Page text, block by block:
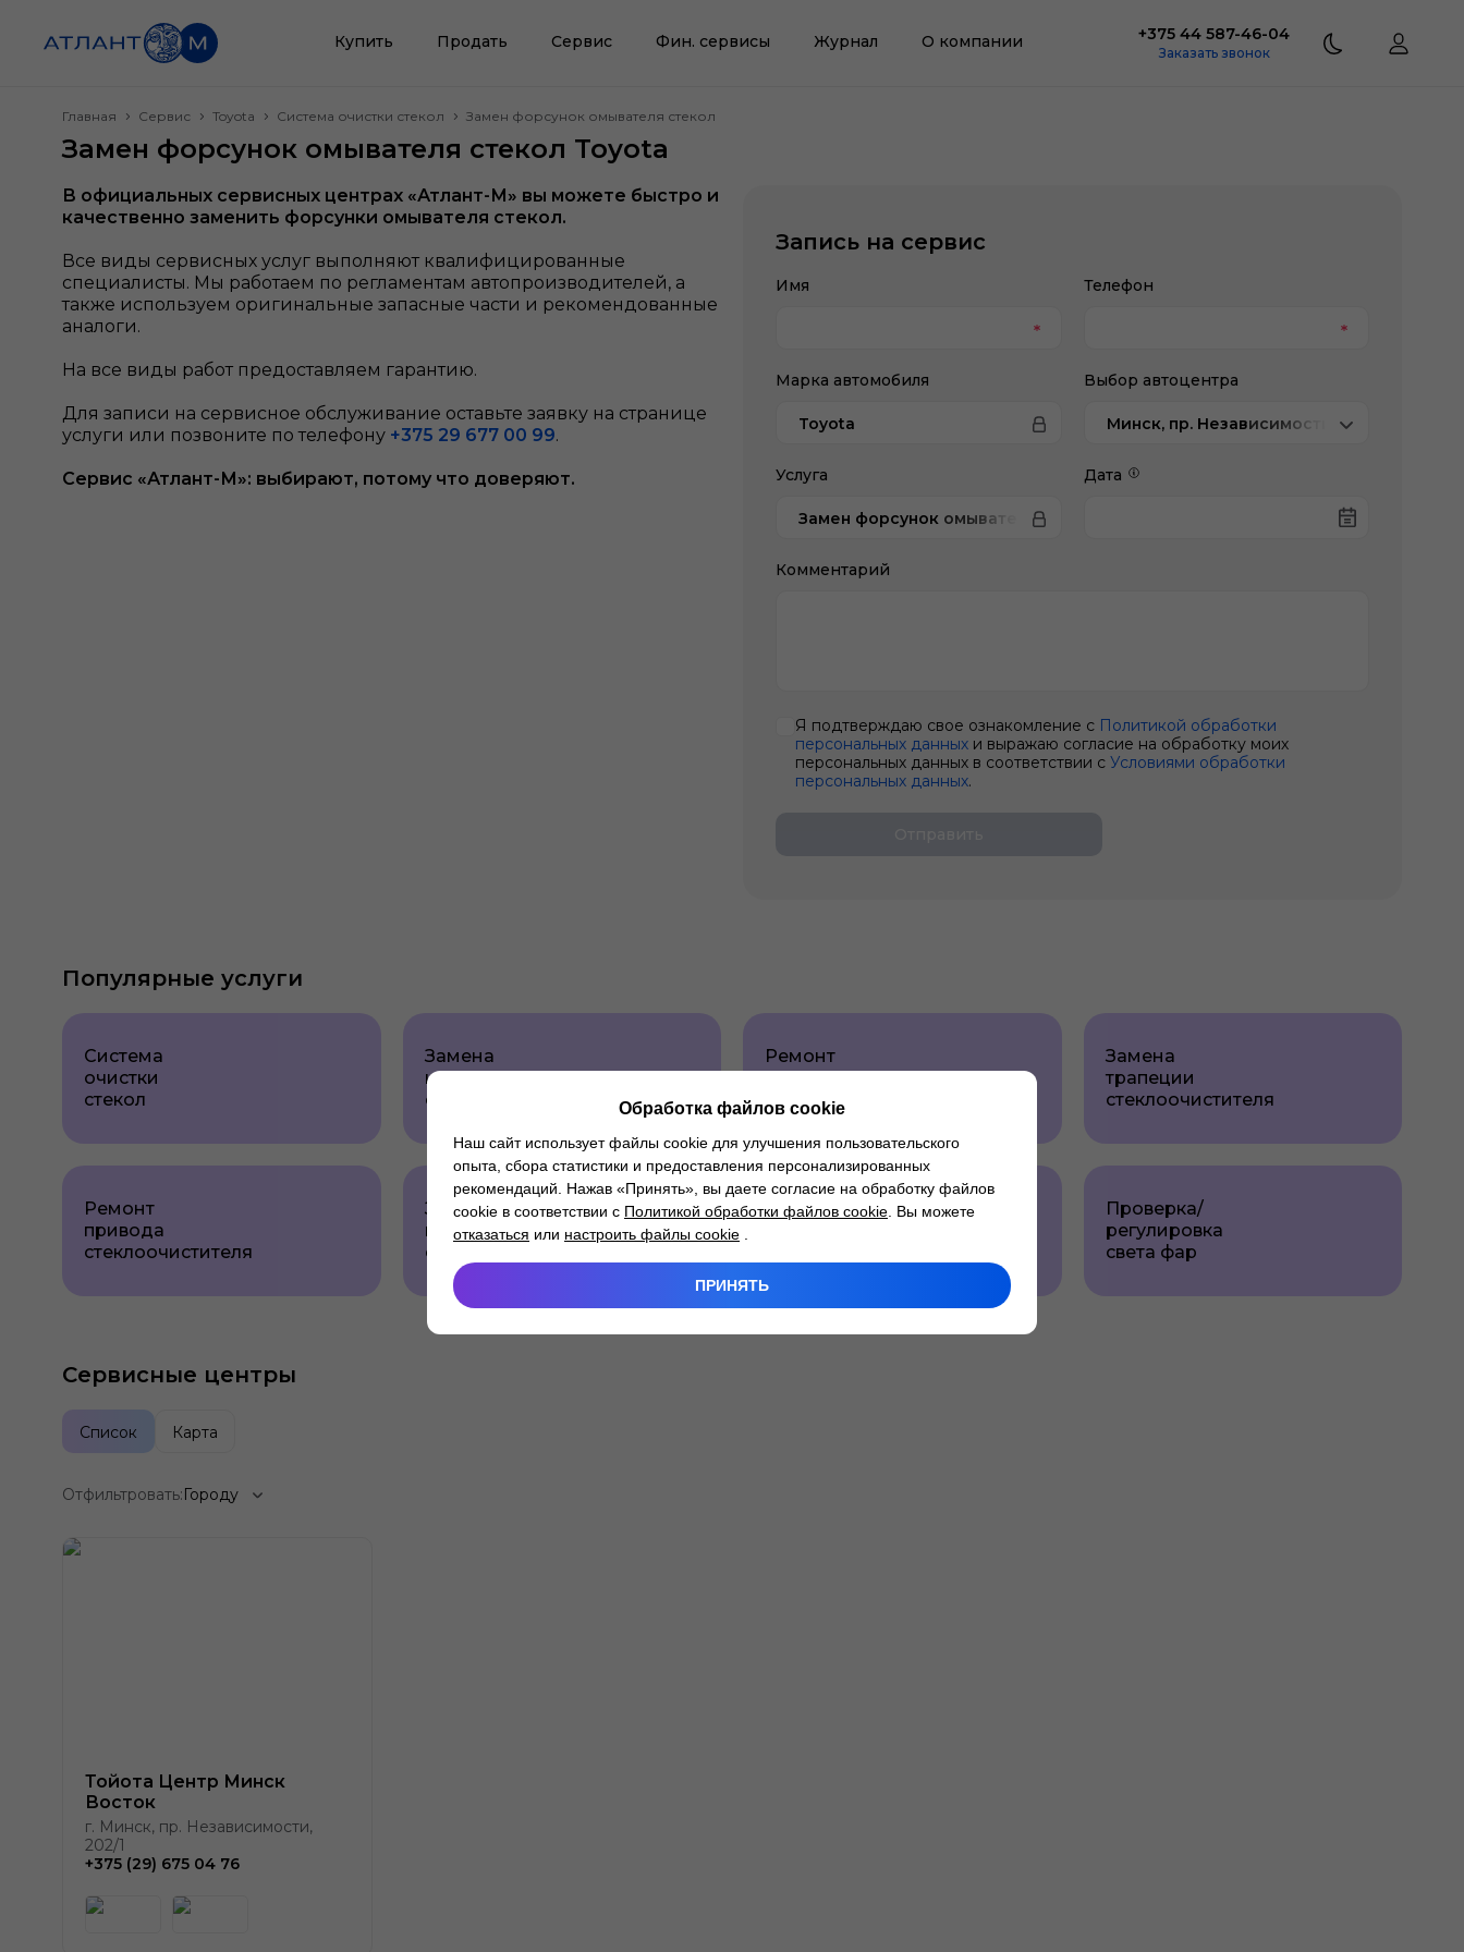
Купить Продать Сервис Фин. сервисы Журнал О компании +375 44 587-46-04
Заказать звонок
Главная Сервис Toyota Система очистки стекол Замен форсунок омывателя стекол
Замен форсунок омывателя стекол Toyota
В официальных сервисных центрах «Атлант-М» вы можете быстро и
качественно заменить форсунки омывателя стекол.
Все виды сервисных услуг выполняют квалифицированные
специалисты. Мы работаем по регламентам автопроизводителей, а
также используем оригинальные запасные части и рекомендованные
аналоги.
На все виды работ предоставляем гарантию.
Для записи на сервисное обслуживание оставьте заявку на странице
услуги или позвоните по телефону +375 29 677 00 99.
Сервис «Атлант-М»: выбирают, потому что доверяют.
Запись на сервис
Имя Телефон
Марка автомобиля
Toyota
Выбор автоцентра
Минск, пр. Независимости, 202/1, Тойота
Услуга
Замен форсунок омывателя стекол
Дата
Комментарий
Я подтверждаю свое ознакомление с Политикой обработки
персональных данных и выражаю согласие на обработку моих
персональных данных в соответствии с Условиями обработки
персональных данных.
Популярные услуги
Система
очистки
стекол
Замена
щеток
стеклоочистителя
Ремонт
трапеции
стеклоочистителя
Замена
трапеции
стеклоочистителя
Ремонт
привода
стеклоочистителя
Замена
привода
стеклоочистителя
Замена
насоса
стекол
Проверка/
регулировка
света фар
Сервисные центры
Список Карта
Отфильтровать:Городу
Тойота Центр Минск
Восток
г. Минск, пр. Независимости,
202/1
+375 (29) 675 04 76
Обработка файлов cookie
Наш сайт использует файлы cookie для улучшения пользовательского
опыта, сбора статистики и предоставления персонализированных
рекомендаций. Нажав «Принять», вы даете согласие на обработку файлов
cookie в соответствии с Политикой обработки файлов cookie . Вы можете
отказаться или настроить файлы cookie
ПРИНЯТЬ